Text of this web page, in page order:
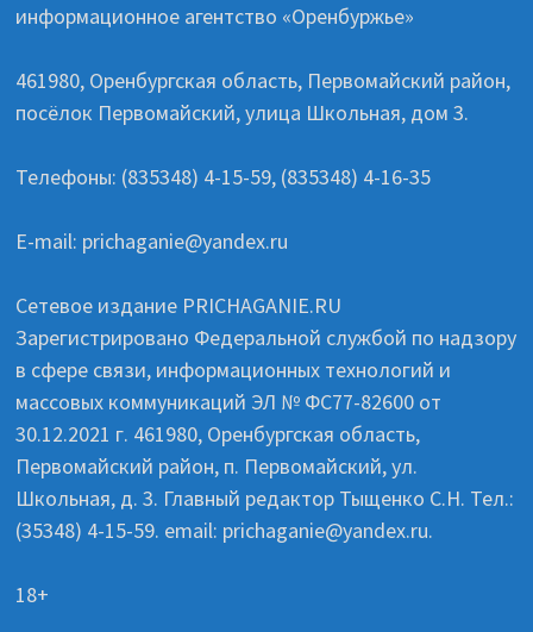
информационное агентство «Оренбуржье»
461980, Оренбургская область, Первомайский район,
посёлок Первомайский, улица Школьная, дом 3.
Телефоны: (835348) 4-15-59, (835348) 4-16-35
E-mail: prichaganie@yandex.ru
Сетевое издание PRICHAGANIE.RU
Зарегистрировано Федеральной службой по надзору
в сфере связи, информационных технологий и
массовых коммуникаций ЭЛ № ФС77-82600 от
30.12.2021 г. 461980, Оренбургская область,
Первомайский район, п. Первомайский, ул.
Школьная, д. 3. Главный редактор Тыщенко С.Н. Тел.:
(35348) 4-15-59. email: prichaganie@yandex.ru.
18+